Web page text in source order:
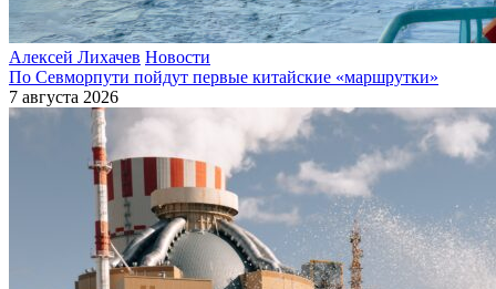
Алексей Лихачев Новости
По Севморпути пойдут первые китайские «маршрутки»
7 августа 2026